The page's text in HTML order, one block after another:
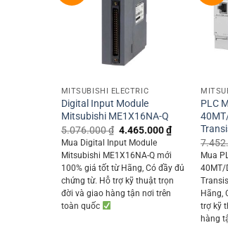
MITSUBISHI ELECTRIC
Digital Input Module
Mitsubishi ME1X16NA-Q
5.076.000₫ Original
price
was:
5.076.000 ₫.
4.465.000₫Current
price
4.465.000 ₫.
Mua Digital Input Module
Mitsubishi ME1X16NA-Q mới
100% giá tốt từ Hãng, Có đầy đủ
chứng từ. Hỗ trợ kỹ thuật trọn
đời và giao hàng tận nơi trên
toàn quốc
PLC
Mua
40MT/
Hãng,
trợ kỹ
hàng